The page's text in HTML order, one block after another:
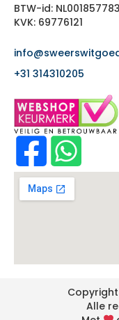
BTW-id:
KVK: 69776121
+31 314310205
Alle